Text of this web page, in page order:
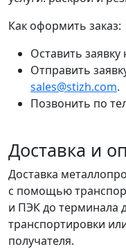
Как оформить заказ:
Оставить заявку
Отправить
sales@stizh.com.
Позвонить по
Доставка и
Доставка
с помощью
и ПЭК до терминала
транспортировки
получателя.